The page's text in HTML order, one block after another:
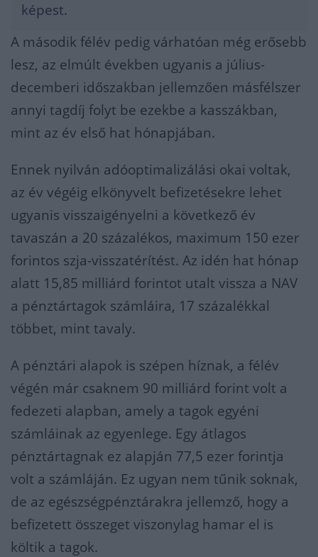
képest.
A második félév pedig várhatóan még erősebb
lesz, az elmúlt években ugyanis a július-
decemberi időszakban jellemzően másfélszer
annyi tagdíj folyt be ezekbe a kasszákban,
mint az év első hat hónapjában.
Ennek nyilván adóoptimalizálási okai voltak,
az év végéig elkönyvelt befizetésekre lehet
ugyanis visszaigényelni a következő év
tavaszán a 20 százalékos, maximum 150 ezer
forintos szja-visszatérítést. Az idén hat hónap
alatt 15,85 milliárd forintot utalt vissza a NAV
a pénztártagok számláira, 17 százalékkal
többet, mint tavaly.
A pénztári alapok is szépen híznak, a félév
végén már csaknem 90 milliárd forint volt a
fedezeti alapban, amely a tagok egyéni
számláinak az egyenlege. Egy átlagos
pénztártagnak ez alapján 77,5 ezer forintja
volt a számláján. Ez ugyan nem tűnik soknak,
de az egészségpénztárakra jellemző, hogy a
befizetett összeget viszonylag hamar el is
költik a tagok.